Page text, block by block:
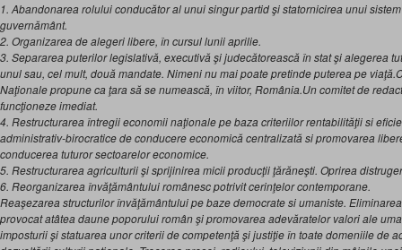
1. Abandonarea rolului conducător al unui singur partid şi statornicirea unui
guvernământ.
2. Organizarea de alegeri libere, în cursul lunii aprilie.
3. Separarea puterilor legislativă, executivă şi judecătorească în stat şi alegerea
unul sau, cel mult, două mandate. Nimeni nu mai poate pretinde puterea pe
Naţionale propune ca ţara să se numească, în viitor, România.Un comitet de
funcţioneze imediat.
4. Restructurarea întregii economii naţionale pe baza criteriilor rentabilităţii si
administrativ-birocratice de conducere economică centralizată si promovarea
conducerea tuturor sectoarelor economice.
5. Restructurarea agriculturii şi sprijinirea micii producţii ţărăneşti. Oprirea
6. Reorganizarea învăţământului românesc potrivit cerinţelor contemporane.
Reaşezarea structurilor învăţământului pe baze democrate si umaniste.
provocat atâtea daune poporului român şi promovarea adevăratelor valori ale
imposturii şi statuarea unor criterii de competenţă şi justiţie în toate domeniile de